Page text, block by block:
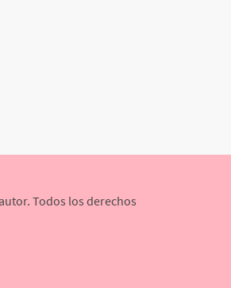
Todos los derechos